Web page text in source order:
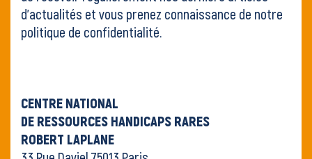
d’actualités et vous prenez connaissance de notre
politique de confidentialité.
CENTRE NATIONAL
DE RESSOURCES HANDICAPS RARES
ROBERT LAPLANE